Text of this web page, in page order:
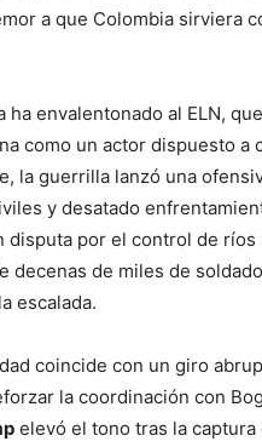
a que Colombia sirviera
ha envalentonado al ELN,
como un actor dispuesto
la guerrilla lanzó una
y desatado
disputa por el control de
decenas de miles de
escalada.
coincide con un giro
la coordinación con
elevó el tono tras la